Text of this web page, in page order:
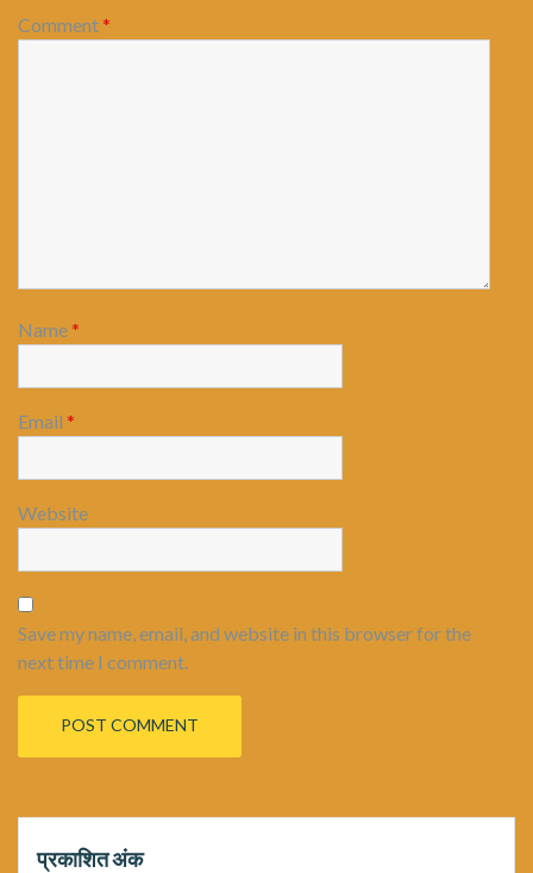
Comment*
Name*
Email *
Website
Save my name, email, and website in this browser for the
next time I comment.
प्रकाशित अंक